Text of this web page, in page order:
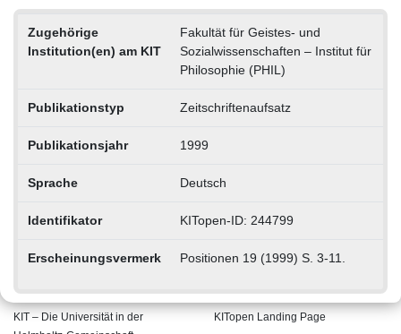
Zugehörige
Institution(en) am KIT
Fakultät für Geistes- und
Sozialwissenschaften – Institut für
Philosophie (PHIL)
Publikationstyp Zeitschriftenaufsatz
Publikationsjahr 1999
Sprache Deutsch
Identifikator KITopen-ID: 244799
Erscheinungsvermerk Positionen 19 (1999) S. 3-11.
KIT – Die Universität in der
KITopen Landing Page